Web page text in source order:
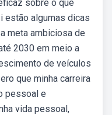
sobre o que
estão algumas dicas
meta ambiciosa de
2030 em meio a
de veículos
que minha carreira
pessoal e
vida pessoal,